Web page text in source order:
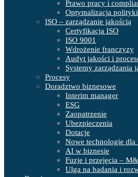
Prawo pracy i
Optymalizacja
ISO – zarządzanie jakością
Certyfikacja ISO
ISO 9001
Wdrożenie franczyzy
Audyt jakości i
Systemy zarządzania
Procesy
Doradztwo biznesowe
Interim manager
ESG
Zaopatrzenie
Ubezpieczenia
Dotacje
Nowe technologie
AI w biznesie
Fuzje i przejęcia –
Ulga na badania i